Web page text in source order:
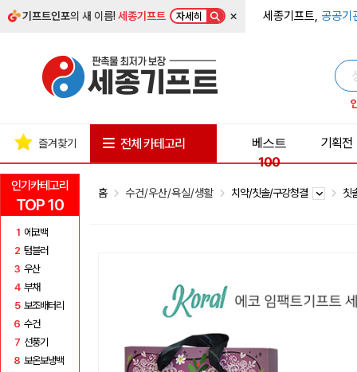
기프트인포의 새 이름!세종기프트 자세히 × 세종기프트, 공공기
인기카테고리
TOP 10
1 에코백
2 텀블러
3 우산
4 부채
5 보조배터리
6 수건
7 선풍기
8 보온보냉백
즐겨찾기 전체 카테고리
베스트
100
기획전
홈 수건/우산/욕실/생활 치약/칫솔/구강청결 칫